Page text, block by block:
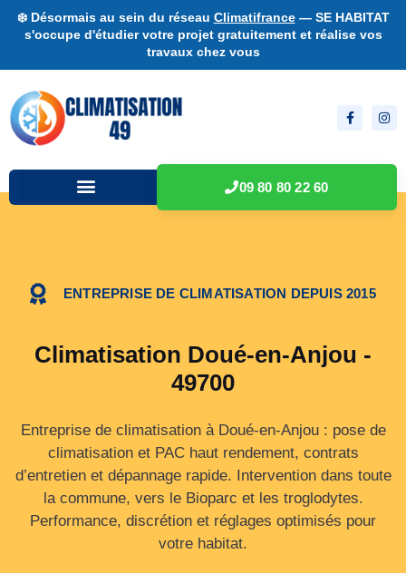
❄️ Désormais au sein du réseau Climatifrance— SE HABITAT
s'occupe d'étudier votre projet gratuitement et réalise vos
travaux chez vous
09 80 80 22 60
ENTREPRISE DE CLIMATISATION DEPUIS 2015
Climatisation Doué-en-Anjou -
49700
Entreprise de climatisation à Doué-en-Anjou : pose de
climatisation et PAC haut rendement, contrats
d’entretien et dépannage rapide. Intervention dans toute
la commune, vers le Bioparc et les troglodytes.
Performance, discrétion et réglages optimisés pour
votre habitat.